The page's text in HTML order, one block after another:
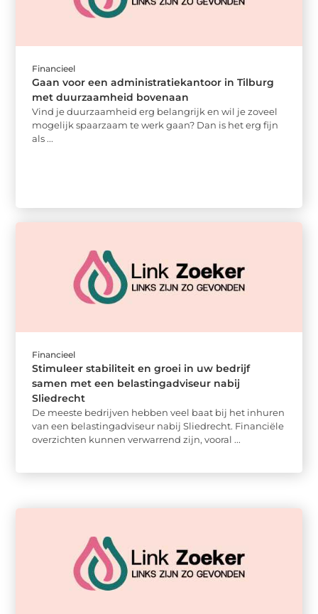
Financieel
Gaan voor een administratiekantoor in Tilburg
met duurzaamheid bovenaan
Vind je duurzaamheid erg belangrijk en wil je zoveel
mogelijk spaarzaam te werk gaan? Dan is het erg fijn
als ...
Financieel
Stimuleer stabiliteit en groei in uw bedrijf
samen met een belastingadviseur nabij
Sliedrecht
De meeste bedrijven hebben veel baat bij het inhuren
van een belastingadviseur nabij Sliedrecht. Financiële
overzichten kunnen verwarrend zijn, vooral ...